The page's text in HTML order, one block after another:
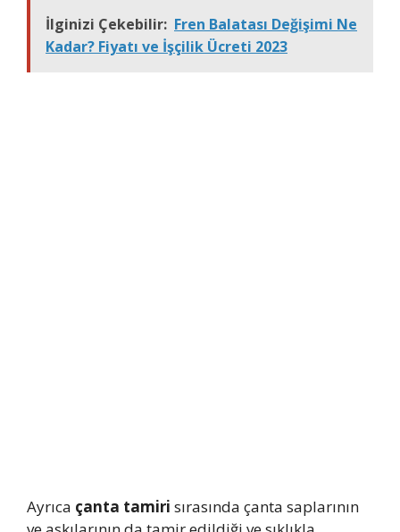
İlginizi Çekebilir: Fren Balatası Değişimi Ne
Kadar? Fiyatı ve İşçilik Ücreti 2023
Ayrıca çanta tamiri sırasında çanta saplarının